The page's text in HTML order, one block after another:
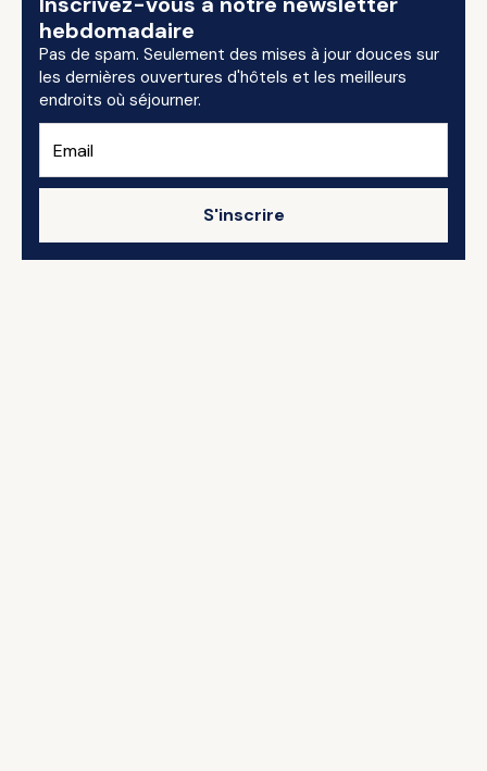
hebdomadaire
Pas de spam. Seulement des mises à jour douces sur
les dernières ouvertures d'hôtels et les meilleurs
endroits où séjourner.
S'inscrire